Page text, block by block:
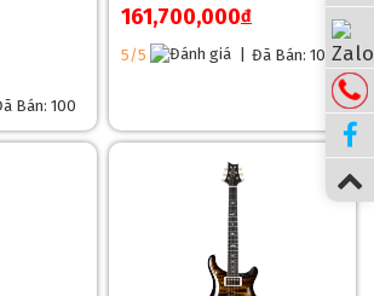
mang lại khả năng điều chỉnh linh hoạt và
tốt, giúp cây đàn luôn ở trạng thái hoàn hảo.
KỸ THUẬT ĐÀN GUITAR ĐIỆN
24 FLOYD HH
Thông số kỹ thuật
Gỗ Maple với veneer Flame Maple
Bán: 100
161,700,000đ
5/5 Đã Bán: 100